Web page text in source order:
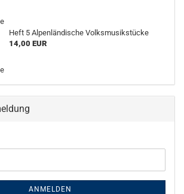
Heft 5 Alpenländische Volksmusikstücke
14,00 EUR
ANMELDEN